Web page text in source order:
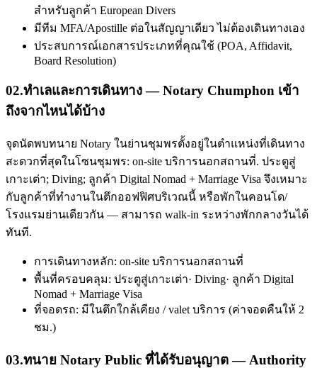
สำหรับลูกค้า European Divers
มีทีม MFA/Apostille ต่อในสัญญาเดียว ไม่ต้องเดินทางเอง
ประสบการณ์เอกสารประเภทที่คุณใช้ (POA, Affidavit,
Board Resolution)
02.ทำเลและการเดินทาง — Notary Chumphon เข้า
ถึงจากไหนได้บ้าง
จุดนัดพบทนาย Notary ในย่านชุมพรตั้งอยู่ในตำแหน่งที่เดินทาง
สะดวกที่สุดในโซนชุมพร: on-site บริการนอกสถานที่. ประตูสู่
เกาะเต่า; Diving; ลูกค้า Digital Nomad + Marriage Visa จึงเหมาะ
กับลูกค้าที่ทำงานในตึกออฟฟิศบริเวณนี้ หรือพักในคอนโด/
โรงแรมย่านเดียวกัน — สามารถ walk-in ระหว่างพักกลางวันได้
ทันที.
การเดินทางหลัก: on-site บริการนอกสถานที่
พื้นที่ครอบคลุม: ประตูสู่เกาะเต่า· Diving· ลูกค้า Digital
Nomad + Marriage Visa
ที่จอดรถ: มีในตึกใกล้เคียง / valet บริการ (ค่าจอดคืนให้ 2
ชม.)
03.ทนาย Notary Public ที่ได้รับอนุญาต — Authority